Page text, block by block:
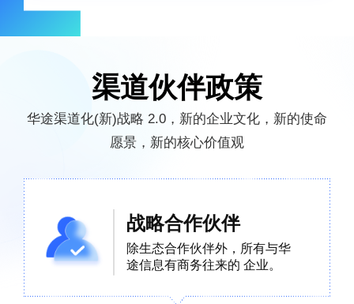
渠道伙伴政策
华途渠道化(新)战略 2.0，新的企业文化，新的使命
愿景，新的核心价值观
战略合作伙伴
除生态合作伙伴外，所有与华
途信息有商务往来的 企业。